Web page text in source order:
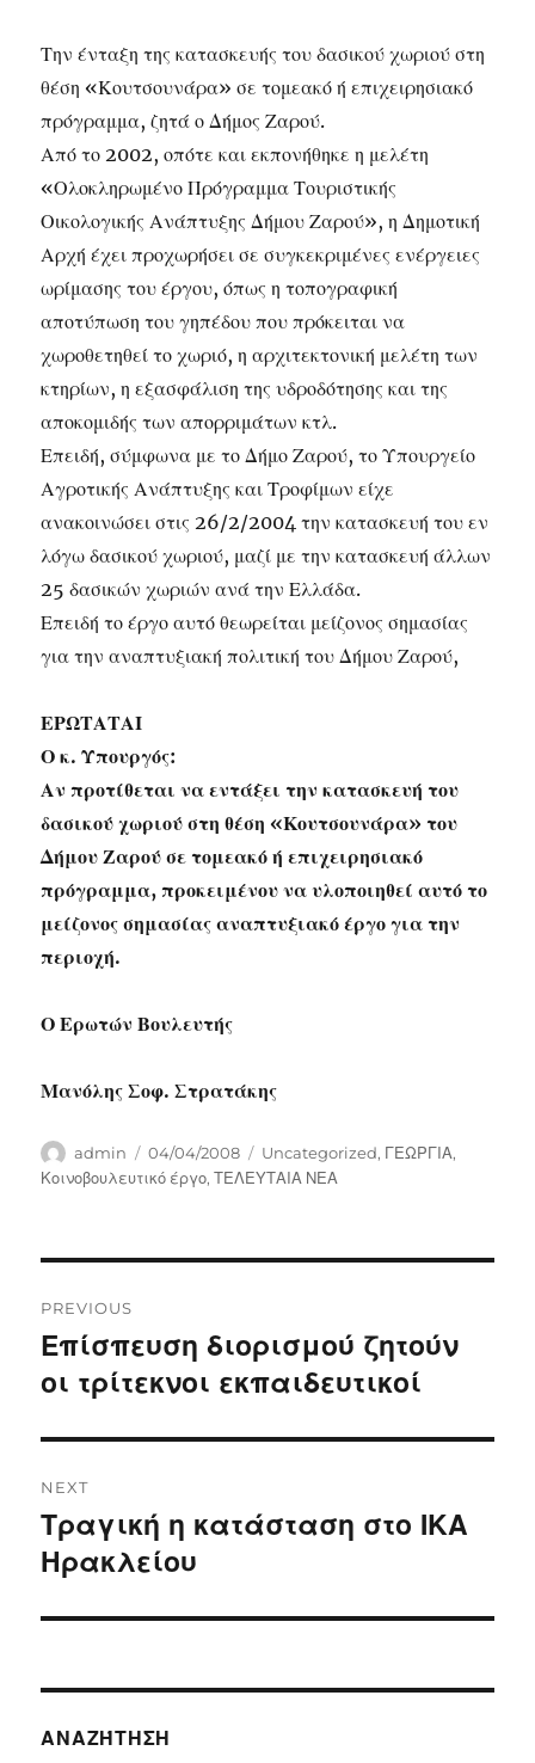
Την ένταξη της κατασκευής του δασικού χωριού στη
θέση «Κουτσουνάρα» σε τομεακό ή επιχειρησιακό
πρόγραμμα, ζητά ο Δήμος Ζαρού.
Από το 2002, οπότε και εκπονήθηκε η μελέτη
«Ολοκληρωμένο Πρόγραμμα Τουριστικής
Οικολογικής Ανάπτυξης Δήμου Ζαρού», η Δημοτική
Αρχή έχει προχωρήσει σε συγκεκριμένες ενέργειες
ωρίμασης του έργου, όπως η τοπογραφική
αποτύπωση του γηπέδου που πρόκειται να
χωροθετηθεί το χωριό, η αρχιτεκτονική μελέτη των
κτηρίων, η εξασφάλιση της υδροδότησης και της
αποκομιδής των απορριμάτων κτλ.
Επειδή, σύμφωνα με το Δήμο Ζαρού, το Υπουργείο
Αγροτικής Ανάπτυξης και Τροφίμων είχε
ανακοινώσει στις 26/2/2004 την κατασκευή του εν
λόγω δασικού χωριού, μαζί με την κατασκευή άλλων
25 δασικών χωριών ανά την Ελλάδα.
Επειδή το έργο αυτό θεωρείται μείζονος σημασίας
για την αναπτυξιακή πολιτική του Δήμου Ζαρού,
ΕΡΩΤΑΤΑΙ
Ο κ. Υπουργός:
Αν προτίθεται να εντάξει την κατασκευή του
δασικού χωριού στη θέση «Κουτσουνάρα» του
Δήμου Ζαρού σε τομεακό ή επιχειρησιακό
πρόγραμμα, προκειμένου να υλοποιηθεί αυτό το
μείζονος σημασίας αναπτυξιακό έργο για την
περιοχή.
Ο Ερωτών Βουλευτής
Μανόλης Σοφ. Στρατάκης
Author
admin
Posted
on
04/04/2008 Categories
Uncategorized, ΓΕΩΡΓΙΑ,
Κοινοβουλευτικό έργο,ΤΕΛΕΥΤΑΙΑ ΝΕΑ
navigation
PREVIOUS
Previous
post:
Επίσπευση διορισμού ζητούν
οι τρίτεκνοι εκπαιδευτικοί
NEXT
Next
post:
Τραγική η κατάσταση στο ΙΚΑ
Ηρακλείου
ΑΝΑΖΉΤΗΣΗ